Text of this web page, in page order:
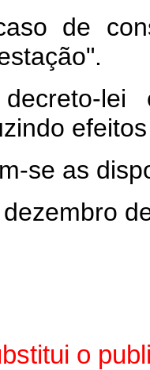
de
se as
o